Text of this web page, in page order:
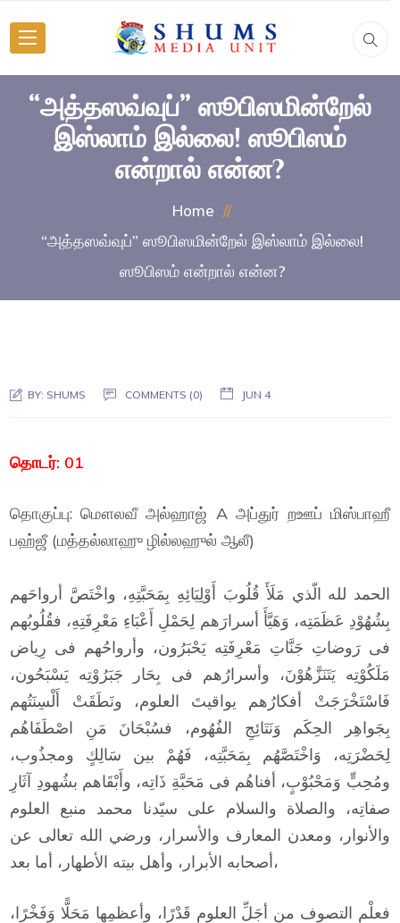
“அத்தஸவ்வுப்” ஸூபிஸமின்றேல்
இஸ்லாம் இல்லை! ஸூபிஸம்
என்றால் என்ன?
Home
“அத்தஸவ்வுப்” ஸூபிஸமின்றேல் இஸ்லாம் இல்லை!
ஸூபிஸம் என்றால் என்ன?
BY: SHUMS COMMENTS (0) JUN 4
தொடர்: 01
தொகுப்பு: மௌலவீ அல்ஹாஜ் A அப்துர் றஊப் மிஸ்பாஹீ
பஹ்ஜீ (மத்தல்லாஹு ழில்லஹுல் ஆலீ)
الحمد لله الّذي مَلَأَ قُلُوبَ أَوْلِيَائِهِ بِمَحَبَّتِهِ، واخْتَصَّ أرواحَهم
بِشُهُوْدِ عَظَمَتِه، وَهَيَّأَ أسرارَهم لِحَمْلِ أَعْبَاءِ مَعْرِفَتِهِ، فقُلُوبُهم
فى رَوضاتِ جَنَّاتِ مَعْرِفَتِه يَحْبَرُون، وأرواحُهم فى رِياض
مَلَكُوْتِه يَتَنَزَّهُوْنَ، وأسرارُهم فى بِحَار جَبَرُوْتِه يَسْبَحُون،
فَاسْتَخْرَجَتْ أفكارُهم يواقيتَ العلوم، ونَطَقَتْ أَلْسِنَتُهم
بِجَواهِر الحِكَم وَنَتَائِجِ الفُهُوم، فسُبْحَانَ مَنِ اصْطَفَاهُم
لِحَضْرَتِه، وَاخْتَصَّهُم بِمَحَبَّتِه، فَهُمْ بين سَالِكٍ ومجذُوب،
ومُحِبٍّ وَمَحْبُوْبٍ، أفناهُم فى مَحَبَّةِ ذَاتِه، وأَبْقَاهم بشُهودِ آثَارِ
صفاتِه، والصلاة والسلام على سيّدنا محمد منبع العلوم
والأنوار، ومعدن المعارف والأسرار، ورضي الله تعالى عن
أصحابه الأبرار، وأهل بيته الأطهار، أما بعد،
فعلْم التصوف من أجَلِّ العلوم قَدْرًا، وأعظمِها مَحَلًّا وَفَخْرًا،